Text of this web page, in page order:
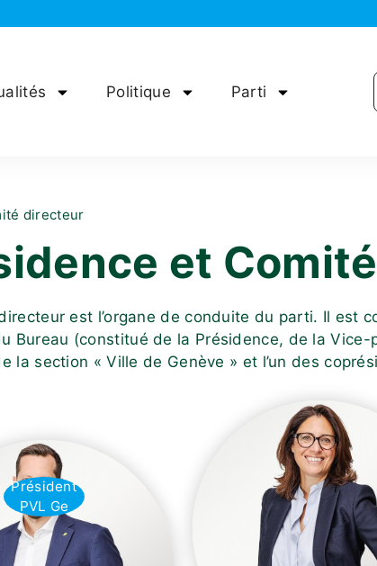
Politique Parti
directeur
et
est l’organe de conduite du parti. Il est
Bureau (constitué de la Présidence, de la
la section « Ville de Genève » et l’un des
Président
PVL Ge